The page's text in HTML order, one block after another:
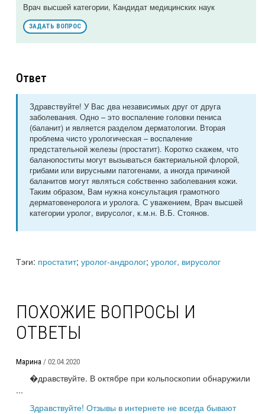
Врач высшей категории, Кандидат медицинских наук
ЗАДАТЬ ВОПРОС
Ответ
Здравствуйте! У Вас два независимых друг от друга
заболевания. Одно – это воспаление головки пениса
(баланит) и является разделом дерматологии. Вторая
проблема чисто урологическая – воспаление
предстательной железы (простатит). Коротко скажем, что
баланопоститы могут вызываться бактериальной флорой,
грибами или вирусными патогенами, а иногда причиной
баланитов могут являться собственно заболевания кожи.
Таким образом, Вам нужна консультация грамотного
дерматовенеролога и уролога. С уважением, Врач высшей
категории уролог, вирусолог, к.м.н. В.Б. Стоянов.
Тэги: простатит; уролог-андролог; уролог, вирусолог
ПОХОЖИЕ ВОПРОСЫ И
ОТВЕТЫ
Марина / 02.04.2020
�дравствуйте. В октябре при кольпоскопии обнаружили
...
Здравствуйте! Отзывы в интернете не всегда бывают